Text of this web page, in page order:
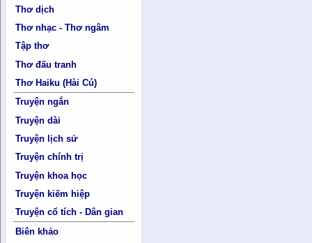
Thơ dịch
Thơ nhạc - Thơ ngâm
Tập thơ
Thơ đấu tranh
Thơ Haiku (Hài Cú)
Truyện ngắn
Truyện dài
Truyện lịch sử
Truyện chính trị
Truyện khoa học
Truyện kiếm hiệp
Truyện cổ tích - Dân gian
Biên khảo